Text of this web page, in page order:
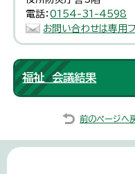
電話：0154-31-4598
お問い合わせは専用
福祉 会議結果
前のページへ